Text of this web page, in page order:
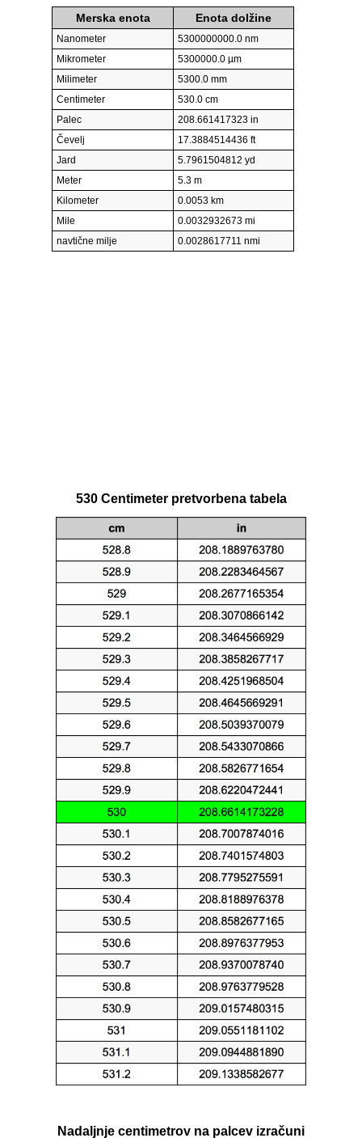
Merska enota Enota dolžine
Nanometer
5300000000.0 nm
Mikrometer
5300000.0 µm
Milimeter
5300.0 mm
Centimeter
530.0 cm
Palec
208.661417323 in
Čevelj
17.3884514436 ft
Jard
5.7961504812 yd
Meter
5.3 m
Kilometer
0.0053 km
Mile
0.0032932673 mi
navtične milje
0.0028617711 nmi
530 Centimeter pretvorbena tabela
Nadaljnje centimetrov na palcev izračuni